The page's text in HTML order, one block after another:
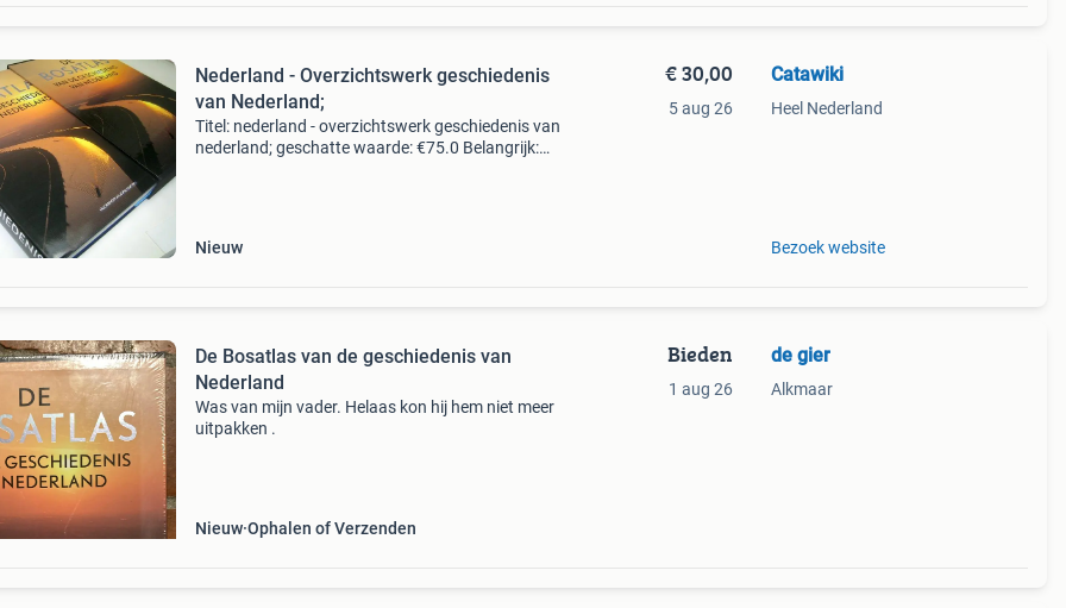
Nederland - Overzichtswerk geschiedenis
van Nederland;
Titel: nederland - overzichtswerk geschiedenis van
nederland; geschatte waarde: €75.0 Belangrijk:
Nieuw
€ 30,00
5 aug 26
Catawiki
Heel Nederland
Bezoek website
De Bosatlas van de geschiedenis van
Nederland
Was van mijn vader. Helaas kon hij hem niet meer
uitpakken .
Nieuw Ophalen of Verzenden
Bieden
1 aug 26
de gier
Alkmaar